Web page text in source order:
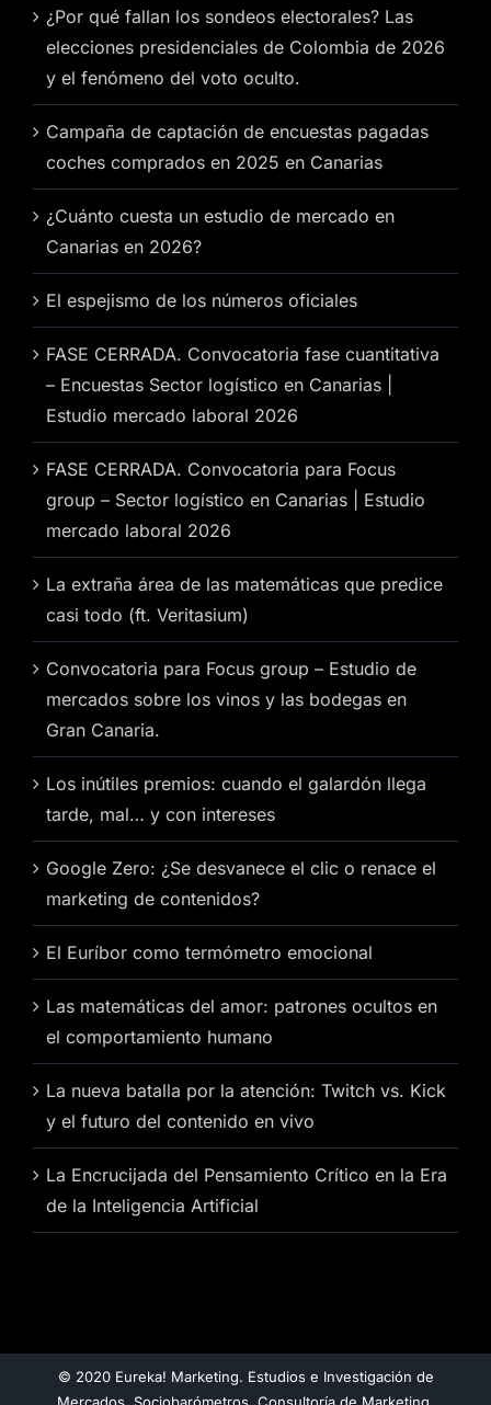
¿Por qué fallan los sondeos electorales? Las
elecciones presidenciales de Colombia de 2026
y el fenómeno del voto oculto.
Campaña de captación de encuestas pagadas
coches comprados en 2025 en Canarias
¿Cuánto cuesta un estudio de mercado en
Canarias en 2026?
El espejismo de los números oficiales
FASE CERRADA. Convocatoria fase cuantitativa
– Encuestas Sector logístico en Canarias |
Estudio mercado laboral 2026
FASE CERRADA. Convocatoria para Focus
group – Sector logístico en Canarias | Estudio
mercado laboral 2026
La extraña área de las matemáticas que predice
casi todo (ft. Veritasium)
Convocatoria para Focus group – Estudio de
mercados sobre los vinos y las bodegas en
Gran Canaria.
Los inútiles premios: cuando el galardón llega
tarde, mal… y con intereses
Google Zero: ¿Se desvanece el clic o renace el
marketing de contenidos?
El Euríbor como termómetro emocional
Las matemáticas del amor: patrones ocultos en
el comportamiento humano
La nueva batalla por la atención: Twitch vs. Kick
y el futuro del contenido en vivo
La Encrucijada del Pensamiento Crítico en la Era
de la Inteligencia Artificial
© 2020 Eureka! Marketing. Estudios e Investigación de
Mercados. Sociobarómetros. Consultoría de Marketing.